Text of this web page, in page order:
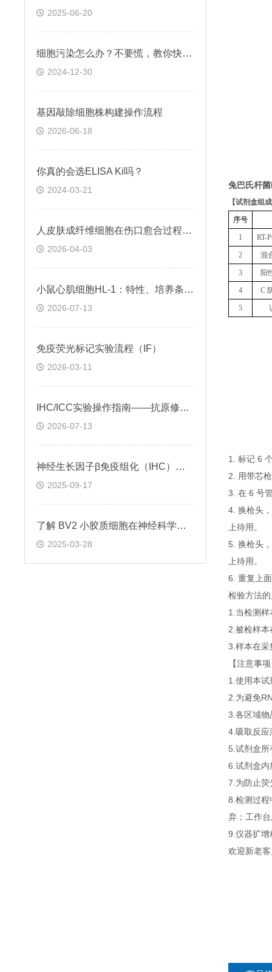
2025-06-20
细胞污染怎么办？不要慌，教你快速鉴别+处理！
2024-12-30
基因敲除细胞株构建操作流程
2026-06-18
你真的会选ELISA Ki吗？
2024-03-21
人皮肤成纤维细胞在伤口愈合过程中的作用及调控方式
2026-04-03
小鼠心肌细胞HL-1：特性、培养条件与科研应用场景解析
2026-07-13
免疫荧光标记实验流程（IF）
2026-03-11
IHC/ICC实验操作指南——抗原修复技术
2026-07-13
神经生长因子β免疫组化（IHC）试剂盒实验操作步骤
2025-09-17
了解 BV2 小胶质细胞在神经科学研究中的重要性
2025-03-28
兔巴氏杆
【试剂盒组成
序号
1 RT-
2 混
3 阳
4 C
5
1. 标记 6
2. 用带芯
3. 在 6 号
4. 换枪头
上待用。
5. 换枪头
上待用。
6. 重复上
检验方法
1.当检测
2.被检样
3.样本在采
【注意事
1.使用本
2.为避免
3.各区域物
4.吸取反应
5.试剂盒所
6.试剂盒内
7.为防止荧
8.检测过程
弃；工作
9.仪器扩增
欢迎新老